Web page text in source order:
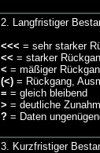
2. Langfristiger
<<< = sehr starker
<< = starker
< = mäßiger
(<) = Rückgang,
= = gleich bleibend
> = deutliche
? = Daten
3. Kurzfristiger